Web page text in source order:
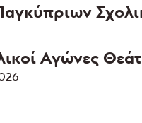
Αγώνες